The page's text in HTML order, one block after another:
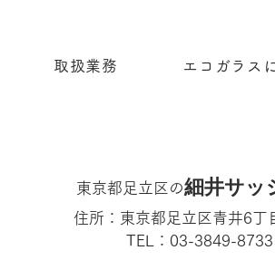
取扱業務 エコガラス
東京都足立区の細井サッ
住所：東京都足立区青井6丁
TEL：03-3849-8733